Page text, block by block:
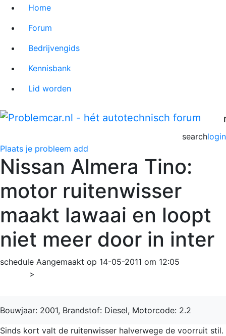
Home
Forum
Bedrijvengids
Kennisbank
Lid worden
login
search
Plaats je probleem add
Nissan Almera Tino:
motor ruitenwisser
maakt lawaai en loopt
niet meer door in inter
schedule Aangemaakt op 14-05-2011 om 12:05
>
Bouwjaar: 2001, Brandstof: Diesel, Motorcode: 2.2
Sinds kort valt de ruitenwisser halverwege de voorruit stil.